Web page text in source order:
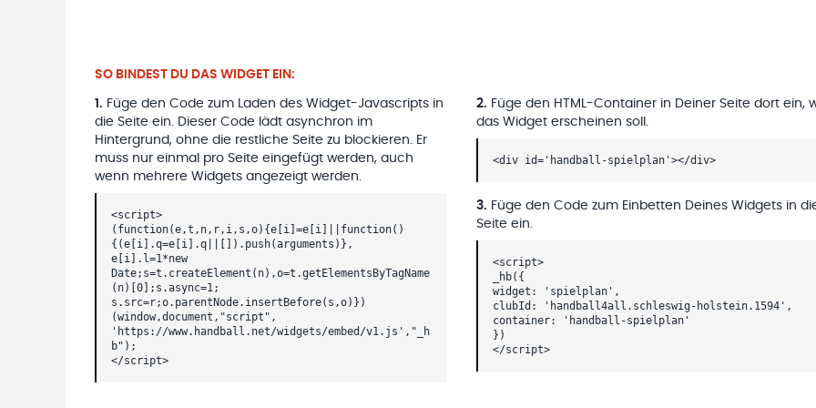
SO BINDEST DU DAS WIDGET EIN:
1 . Füge den Code zum Laden des Widget-Javascripts in
die Seite ein. Dieser Code lädt asynchron im
Hintergrund, ohne die restliche Seite zu blockieren. Er
muss nur einmal pro Seite eingefügt werden, auch
wenn mehrere Widgets angezeigt werden.
<script>
(function(e,t,n,r,i,s,o){e[i]=e[i]||function()
{(e[i].q=e[i].q||[]).push(arguments)},
e[i].l=1*new
Date;s=t.createElement(n),o=t.getElementsByTagName
(n)[0];s.async=1;
s.src=r;o.parentNode.insertBefore(s,o)})
(window,document,"script",
'https://www.handball.net/widgets/embed/v1.js',"_h
b");
</script>
2. Füge den HTML-Container in Deiner Seite dort ein,
das Widget erscheinen soll.
<div id='handball-spielplan'></div>
3. Füge den Code zum Einbetten Deines Widgets in
Seite ein.
<script>
_hb({
widget: 'spielplan',
clubId: 'handball4all.schleswig-holstein.1594',
container: 'handball-spielplan'
})
</script>